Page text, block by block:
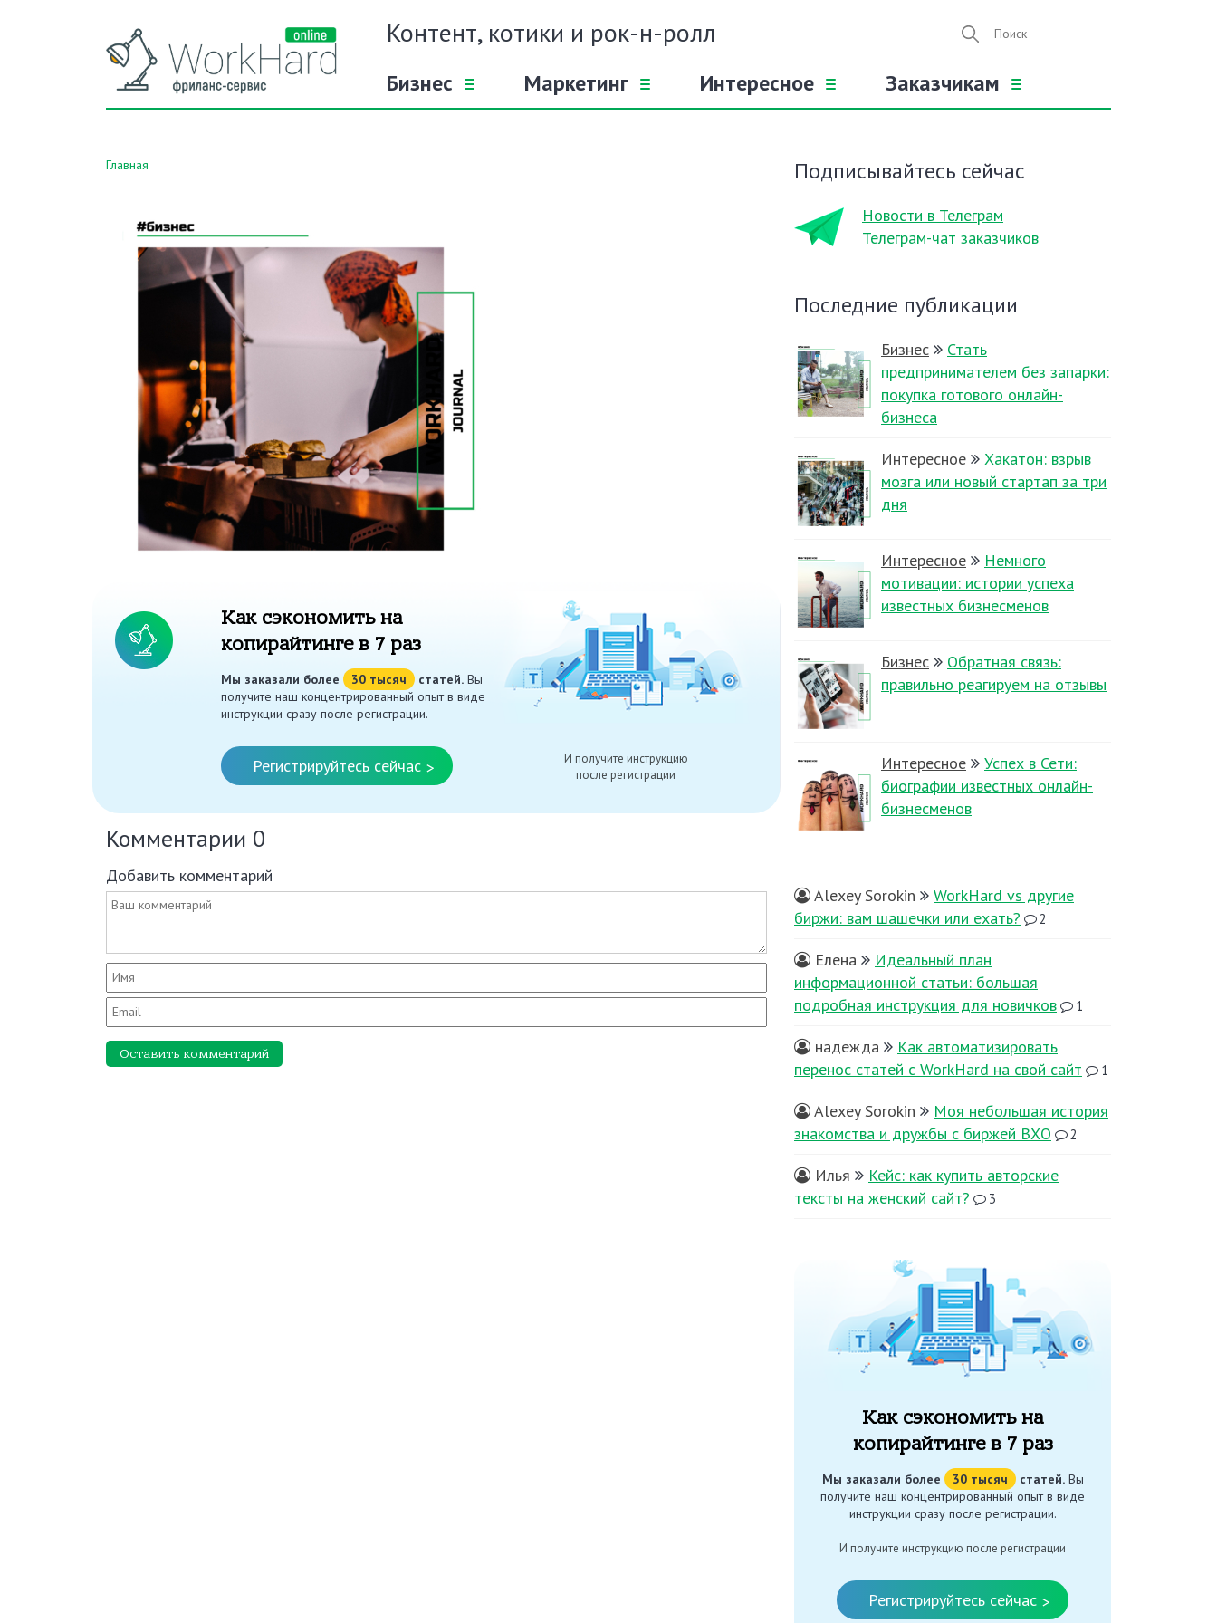
Контент, котики и рок-н-ролл
Бизнес Маркетинг Интересное Заказчикам
Главная
Как сэкономить на
копирайтинге в 7 раз
Мы заказали более 30 тысяч статей.Вы
получите наш концентрированный опыт в виде
инструкции сразу после регистрации.
Регистрируйтесь сейчас >
И получите инструкцию
после регистрации
Комментарии 0
Добавить комментарий
Оставить комментарий
Подписывайтесь сейчас
Новости в Телеграм
Телеграм-чат заказчиков
Последние публикации
Бизнес
Стать
предпринимателем без запарки:
покупка готового онлайн-
бизнеса
Интересное
Хакатон: взрыв
мозга или новый стартап за три
дня
Интересное
Немного
мотивации: истории успеха
известных бизнесменов
Бизнес
Обратная связь:
правильно реагируем на отзывы
Интересное
Успех в Сети:
биографии известных онлайн-
бизнесменов
Alexey Sorokin
WorkHard vs другие
биржи: вам шашечки или ехать?
2
Елена
Идеальный план
информационной статьи: большая
подробная инструкция для новичков
1
надежда
Как автоматизировать
перенос статей с WorkHard на свой сайт
1
Alexey Sorokin
Моя небольшая история
знакомства и дружбы с биржей ВХО
2
Илья
Кейс: как купить авторские
тексты на женский сайт?
3
Как сэкономить на
копирайтинге в 7 раз
Мы заказали более 30 тысяч статей.Вы
получите наш концентрированный опыт в виде
инструкции сразу после регистрации.
И получите инструкцию после регистрации
Регистрируйтесь сейчас >